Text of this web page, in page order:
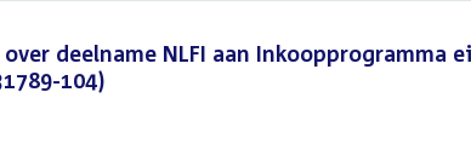
deelname NLFI aan Inkoopprogramma
104)